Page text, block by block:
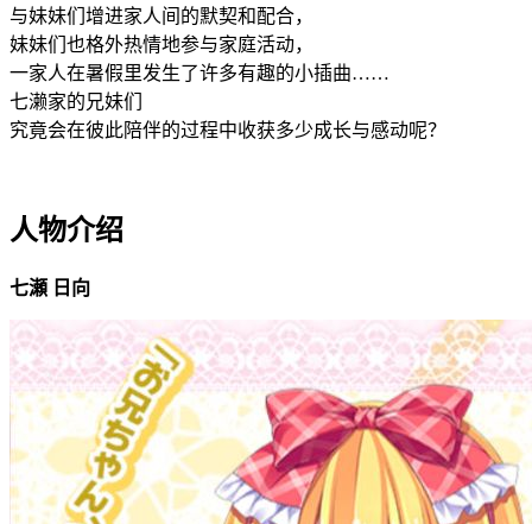
与妹妹们增进家人间的默契和配合，
妹妹们也格外热情地参与家庭活动，
一家人在暑假里发生了许多有趣的小插曲……
七濑家的兄妹们
究竟会在彼此陪伴的过程中收获多少成长与感动呢？
人物介绍
七瀬 日向